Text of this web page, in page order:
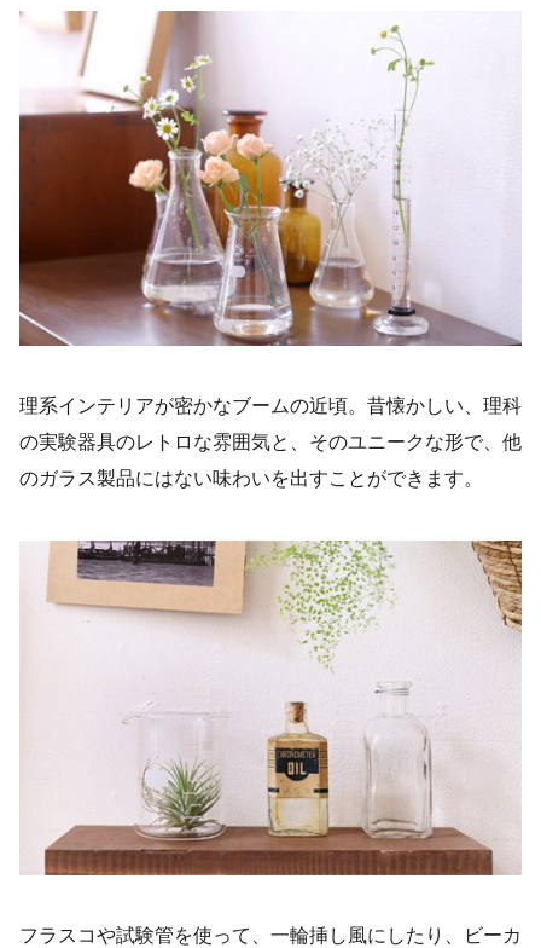
理系インテリアが密かなブームの近頃。昔懐かしい、理科
の実験器具のレトロな雰囲気と、そのユニークな形で、他
のガラス製品にはない味わいを出すことができます。
フラスコや試験管を使って、一輪挿し風にしたり、ビーカ